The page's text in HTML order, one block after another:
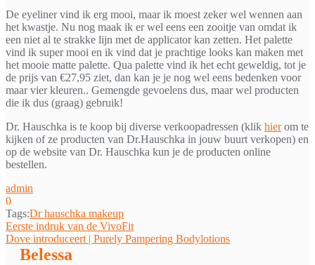
De eyeliner vind ik erg mooi, maar ik moest zeker wel wennen aan
het kwastje. Nu nog maak ik er wel eens een zooitje van omdat ik
een niet al te strakke lijn met de applicator kan zetten. Het palette
vind ik super mooi en ik vind dat je prachtige looks kan maken met
het mooie matte palette. Qua palette vind ik het echt geweldig, tot je
de prijs van €27,95 ziet, dan kan je je nog wel eens bedenken voor
maar vier kleuren.. Gemengde gevoelens dus, maar wel producten
die ik dus (graag) gebruik!
Dr. Hauschka is te koop bij diverse verkoopadressen (klik hierom te
kijken of ze producten van Dr.Hauschka in jouw buurt verkopen) en
op de website van Dr. Hauschka kun je de producten online
bestellen.
admin
0
Tags:Dr hauschka makeup
Bericht
navigatie
Eerste indruk van de VivoFit
Dove introduceert | Purely Pampering Bodylotions
Belessa